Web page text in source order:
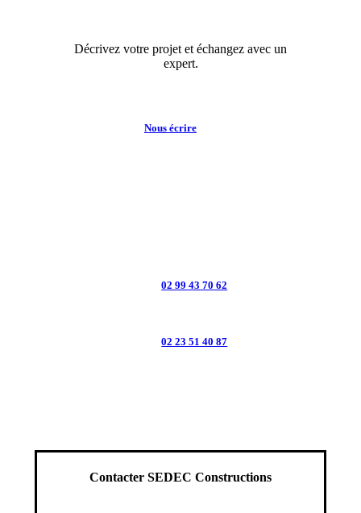
Décrivez votre projet et échangez avec un
expert.
Nous écrire
02 99 43 70 62
02 23 51 40 87
Contacter SEDEC Constructions